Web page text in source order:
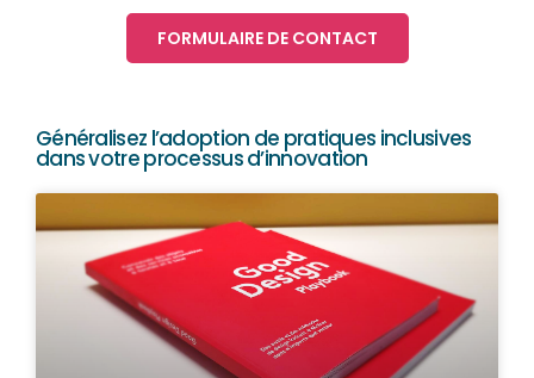
FORMULAIRE DE CONTACT
Généralisez l’adoption de pratiques inclusives
dans votre processus d’innovation